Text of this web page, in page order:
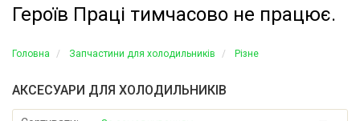
Героїв Праці тимчасово не працює.
Головна Запчастини для холодильників Різне
АКСЕСУАРИ ДЛЯ ХОЛОДИЛЬНИКІВ